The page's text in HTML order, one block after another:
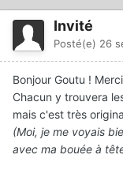
Invité
Posté(e) 26
Bonjour Goutu !
Chacun y trouvera
mais c'est très
(Moi, je me voyais
avec ma bouée à